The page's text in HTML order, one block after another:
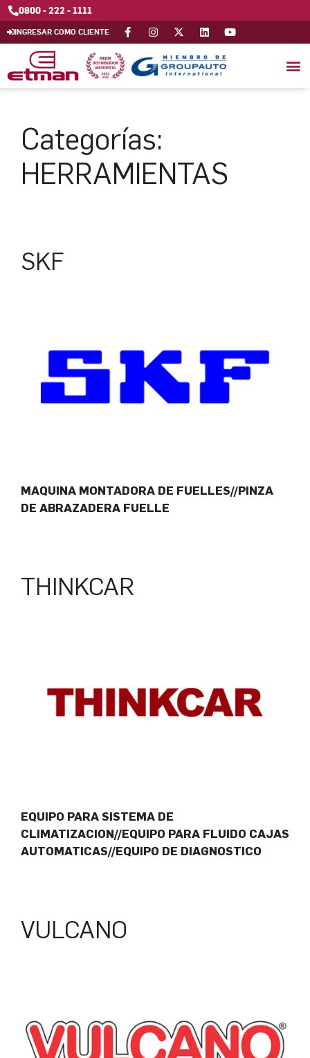
0800 - 222 - 1111
INGRESAR COMO CLIENTE
Categorías:
HERRAMIENTAS
SKF
MAQUINA MONTADORA DE FUELLES//PINZA
DE ABRAZADERA FUELLE
THINKCAR
EQUIPO PARA SISTEMA DE
CLIMATIZACION//EQUIPO PARA FLUIDO CAJAS
AUTOMATICAS//EQUIPO DE DIAGNOSTICO
VULCANO